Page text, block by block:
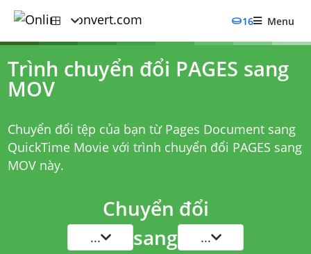
16 Menu
Trình chuyển đổi PAGES sang
MOV
Chuyển đổi tệp của bạn từ Pages Document sang
QuickTime Movie với trình chuyển đổi PAGES sang
MOVnày.
Chuyển đổi
... sang ...